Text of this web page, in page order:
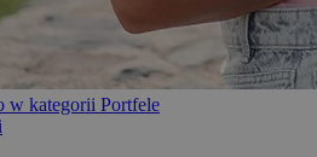
w kategorii Portfele